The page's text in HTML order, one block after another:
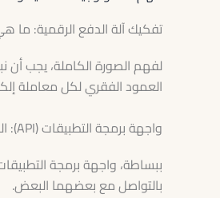
تفكيك آلة الدفع الرقمية: ما
لفهم الصورة الكاملة، يجب أن
العمود الفقري لكل معاملة
واجهة برمجة التطبيقات (API): المترجم العالمي للعالم الرقمي
بالتواصل مع بعضهما البعض.